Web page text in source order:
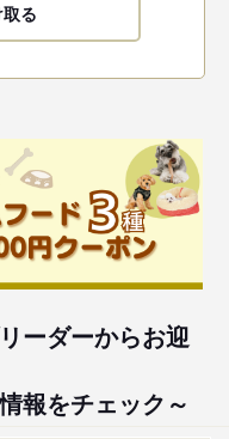
る
ーダーからお迎
報をチェック～